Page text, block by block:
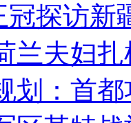
冠探访新
兰夫妇
划：首